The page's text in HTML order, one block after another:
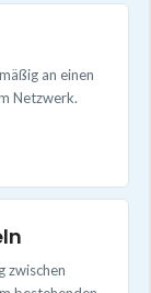
an einen
Netzwerk.
zwischen